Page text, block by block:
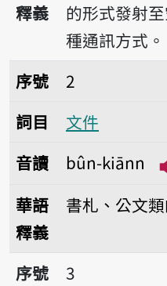
釋義
的形式發射
種通訊方式。
序號2文件
序號
2
詞目
文件
音讀
bûn-kiānn
華語
釋義
書札、公文
序號3文書
序號
3